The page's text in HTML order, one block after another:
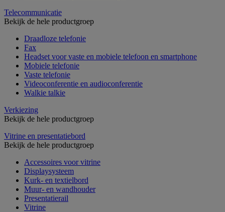
Telecommunicatie
Bekijk de hele productgroep
Draadloze telefonie
Fax
Headset voor vaste en mobiele telefoon en smartphone
Mobiele telefonie
Vaste telefonie
Videoconferentie en audioconferentie
Walkie talkie
Verkiezing
Bekijk de hele productgroep
Vitrine en presentatiebord
Bekijk de hele productgroep
Accessoires voor vitrine
Displaysysteem
Kurk- en textielbord
Muur- en wandhouder
Presentatierail
Vitrine